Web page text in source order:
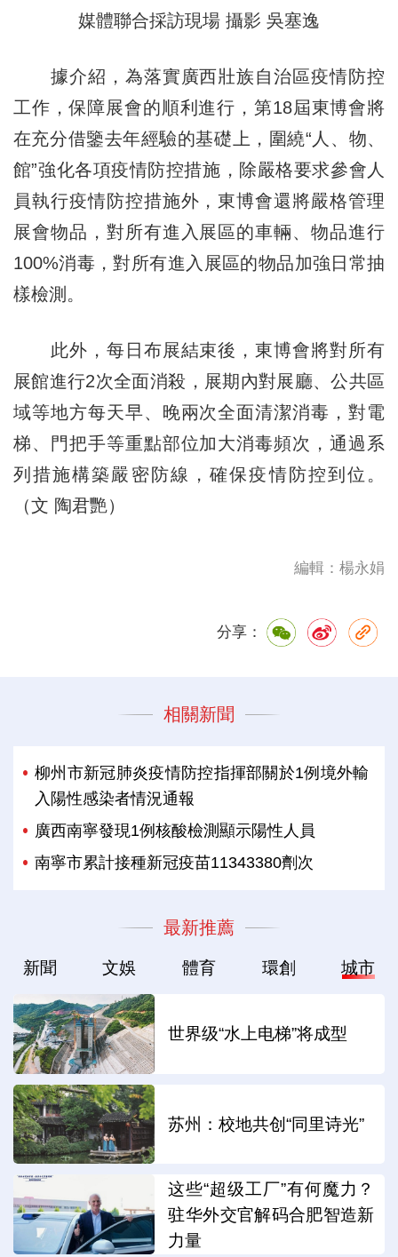
媒體聯合採訪現場 攝影 吳塞逸
據介紹，為落實廣西壯族自治區疫情防控
工作，保障展會的順利進行，第18屆東博會將
在充分借鑒去年經驗的基礎上，圍繞“人、物、
館”強化各項疫情防控措施，除嚴格要求參會人
員執行疫情防控措施外，東博會還將嚴格管理
展會物品，對所有進入展區的車輛、物品進行
100%消毒，對所有進入展區的物品加強日常抽
樣檢測。
此外，每日布展結束後，東博會將對所有
展館進行2次全面消殺，展期內對展廳、公共區
域等地方每天早、晚兩次全面清潔消毒，對電
梯、門把手等重點部位加大消毒頻次，通過系
列措施構築嚴密防線，確保疫情防控到位。
（文 陶君艷）
編輯：楊永娟
分享：
相關新聞
柳州市新冠肺炎疫情防控指揮部關於1例境外輸
入陽性感染者情況通報
廣西南寧發現1例核酸檢測顯示陽性人員
南寧市累計接種新冠疫苗11343380劑次
最新推薦
新聞 文娛 體育 環創 城市
世界级“水上电梯”将成型
苏州：校地共创“同里诗光”
这些“超级工厂”有何魔力？
驻华外交官解码合肥智造新
力量